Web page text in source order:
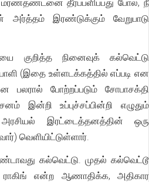
மரணதண்டனை தீர்ப்பளிப்பது போல், நீ
இரண்டுக்கும் வேறுபாடு
குறித்த நினைவுக் கல்வெட்டு
(இதை உள்ளடக்கத்தில் எப்படி என
பலரால் போற்றப்படும் சோபாசக்தி
இன்றி உப்புச்சப்பின்றி எழுதும்
அரசியல் இரட்டைத்தனத்தின் ஒரு
வெளியிட்டுள்ளார்.
கல்வெட்டு. முதல் கல்வெட்டூ
என்ற ஆணாதிக்க, அதிகார